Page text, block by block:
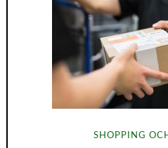
SHOPPING